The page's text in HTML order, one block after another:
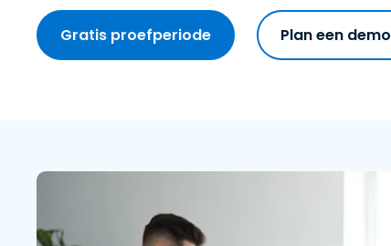
Gratis proefperiode Plan een demo